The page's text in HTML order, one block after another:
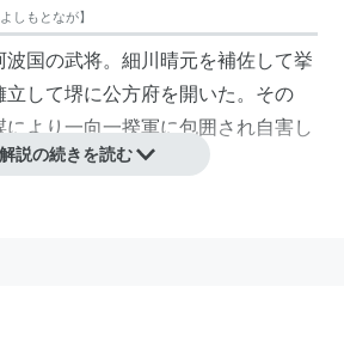
しもとなが】
波国の武将。細川晴元を補佐して挙
立して堺に公方府を開いた。その
より一向一揆軍に包囲され自害し
解説の続きを読む